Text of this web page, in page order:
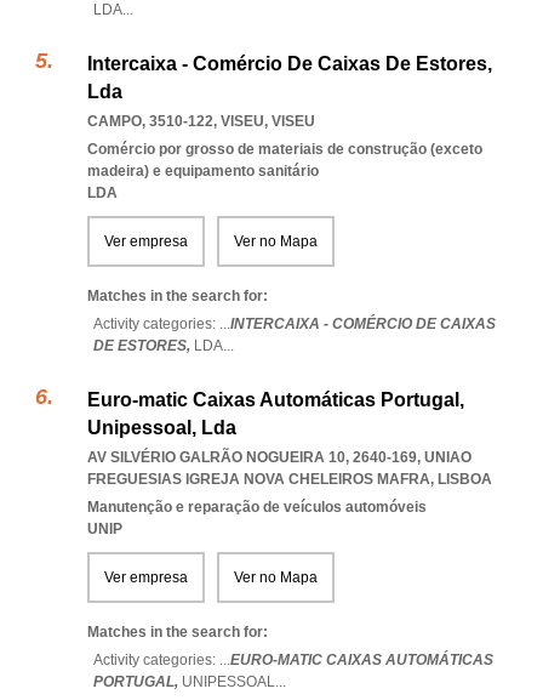
LDA...
Intercaixa - Comércio De Caixas De Estores,
Lda
CAMPO, 3510-122, VISEU, VISEU
Comércio por grosso de materiais de construção (exceto
madeira) e equipamento sanitário
LDA
Ver empresa Ver no Mapa
Matches in the search for:
Activity categories: ...INTERCAIXA - COMÉRCIO DE CAIXAS
DE ESTORES, LDA...
Euro-matic Caixas Automáticas Portugal,
Unipessoal, Lda
AV SILVÉRIO GALRÃO NOGUEIRA 10, 2640-169, UNIAO
FREGUESIAS IGREJA NOVA CHELEIROS MAFRA, LISBOA
Manutenção e reparação de veículos automóveis
UNIP
Ver empresa Ver no Mapa
Matches in the search for:
Activity categories: ...EURO-MATIC CAIXAS AUTOMÁTICAS
PORTUGAL, UNIPESSOAL...